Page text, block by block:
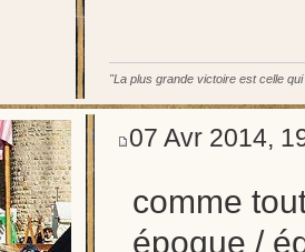
"La plus grande victoire est celle
07 Avr 2014,
comme
époque /